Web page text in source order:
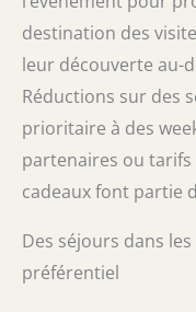
destination des
leur découverte au-
Réductions sur des
prioritaire à des
partenaires ou
cadeaux font partie
Des séjours dans
préférentiel